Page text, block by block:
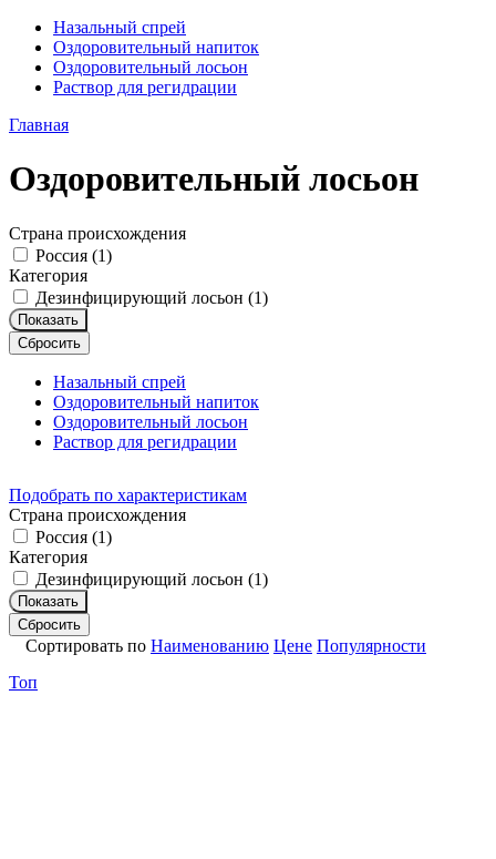
Назальный спрей
Оздоровительный напиток
Оздоровительный лосьон
Раствор для регидрации
Главная
Оздоровительный лосьон
Страна происхождения
Россия (1)
Категория
Дезинфицирующий лосьон (1)
Показать
Сбросить
Назальный спрей
Оздоровительный напиток
Оздоровительный лосьон
Раствор для регидрации
Подобрать по характеристикам
Страна происхождения
Россия (1)
Категория
Дезинфицирующий лосьон (1)
Показать
Сбросить
Сортировать по Наименованию Цене Популярности
Топ